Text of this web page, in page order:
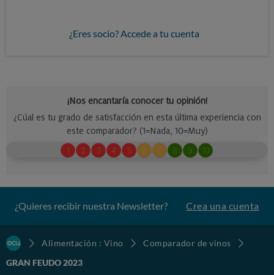
¿Eres socio? Accede a tu cuenta
¿Quieres recibir nuestra Newsletter? Crea una cuenta
Alimentación : Vino
Comparador de vinos
GRAN FEUDO 2023